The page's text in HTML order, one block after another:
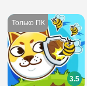
3.5